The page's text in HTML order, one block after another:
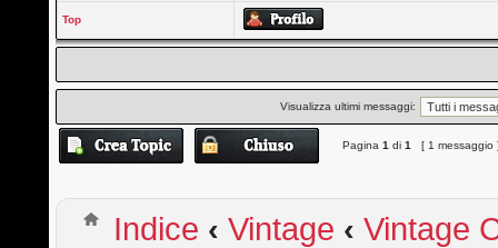
Top
Visualizza ultimi messaggi:
Pagina1 di1 [ 1 messaggio
Indice ‹ Vintage ‹ Vintage